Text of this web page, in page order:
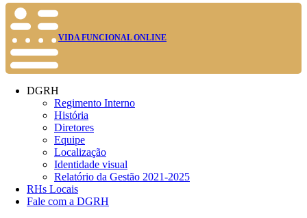
VIDA FUNCIONAL ONLINE
DGRH
Regimento Interno
História
Diretores
Equipe
Localização
Identidade visual
Relatório da Gestão 2021-2025
RHs Locais
Fale com a DGRH